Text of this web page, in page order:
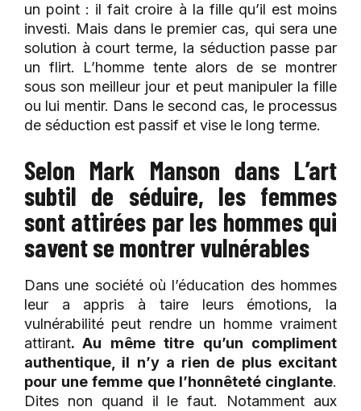
un point : il fait croire à la fille qu’il est moins
investi. Mais dans le premier cas, qui sera une
solution à court terme, la séduction passe par
un flirt. L’homme tente alors de se montrer
sous son meilleur jour et peut manipuler la fille
ou lui mentir. Dans le second cas, le processus
de séduction est passif et vise le long terme.
Selon Mark Manson dans L’art
subtil de séduire, les femmes
sont attirées par les hommes qui
savent se montrer vulnérables
Dans une société où l’éducation des hommes
leur a appris à taire leurs émotions, la
vulnérabilité peut rendre un homme vraiment
attirant. Au même titre qu’un compliment
authentique, il n’y a rien de plus excitant
pour une femme que l’honnêteté cinglante.
Dites non quand il le faut. Notamment aux